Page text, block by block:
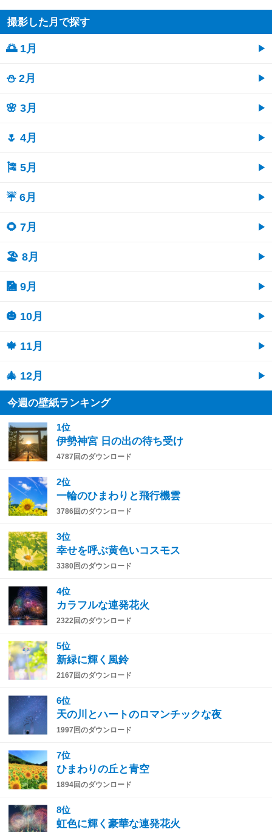
撮影した月で探す
🌅 1月
⛄ 2月
🌸 3月
🌷 4月
🎏 5月
☔ 6月
🌻 7月
🏖 8月
🎑 9月
🎃 10月
🍁 11月
🎄 12月
今週の壁紙ランキング
1位
伊勢神宮 日の出の待ち受け
4787回のダウンロード
2位
一輪のひまわりと飛行機雲
3786回のダウンロード
3位
幸せを呼ぶ黄色いコスモス
3380回のダウンロード
4位
カラフルな連発花火
2322回のダウンロード
5位
新緑に輝く風鈴
2167回のダウンロード
6位
天の川とハートのロマンチックな夜
1997回のダウンロード
7位
ひまわりの丘と青空
1894回のダウンロード
8位
虹色に輝く豪華な連発花火